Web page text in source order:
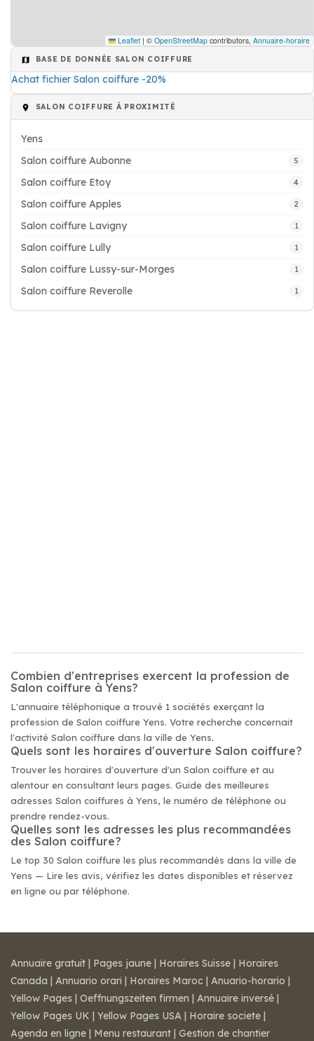
Leaflet | © OpenStreetMap contributors, Annuaire-horaire
BASE DE DONNÉE SALON COIFFURE
Achat fichier Salon coiffure -20%
SALON COIFFURE À PROXIMITÉ
Yens
Salon coiffure Aubonne
5
Salon coiffure Etoy 4
Salon coiffure Apples 2
Salon coiffure Lavigny 1
Salon coiffure Lully 1
Salon coiffure Lussy-sur-Morges 1
Salon coiffure Reverolle 1
Combien d'entreprises exercent la profession de
Salon coiffure à Yens?
L'annuaire téléphonique a trouvé 1 sociétés exerçant la
profession de Salon coiffure Yens. Votre recherche concernait
l'activité Salon coiffure dans la ville de Yens.
Quels sont les horaires d'ouverture Salon coiffure?
Trouver les horaires d'ouverture d'un Salon coiffure et au
alentour en consultant leurs pages. Guide des meilleures
adresses Salon coiffures à Yens, le numéro de téléphone ou
prendre rendez-vous.
Quelles sont les adresses les plus recommandées
des Salon coiffure?
Le top 30 Salon coiffure les plus recommandés dans la ville de
Yens — Lire les avis, vérifiez les dates disponibles et réservez
en ligne ou par téléphone.
Annuaire gratuit | Pages jaune | Horaires Suisse | Horaires
Canada | Annuario orari | Horaires Maroc | Anuario-horario |
Yellow Pages | Oeffnungszeiten firmen | Annuaire inversé |
Yellow Pages UK | Yellow Pages USA | Horaire societe |
Agenda en ligne | Menu restaurant | Gestion de chantier